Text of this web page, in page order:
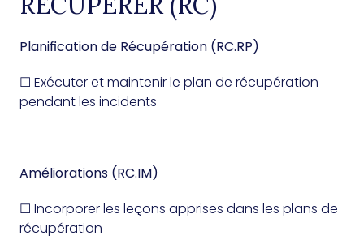
Planification de Récupération (RC.RP)
☐ Exécuter et maintenir le plan de récupération
pendant les incidents
Améliorations (RC.IM)
☐ Incorporer les leçons apprises dans les plans de
récupération